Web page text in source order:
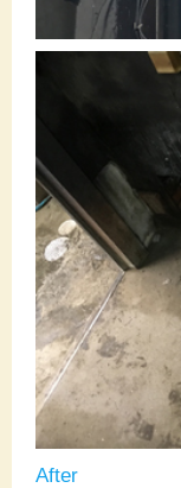
After